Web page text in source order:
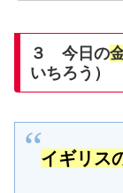
３ 今日の
いちろう）
イギリス